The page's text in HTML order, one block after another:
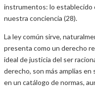
instrumentos: lo establecido
nuestra conciencia (28).
La ley común sirve,
presenta como un derecho
ideal de justicia del ser
derecho, son más amplias
en un catálogo de normas,